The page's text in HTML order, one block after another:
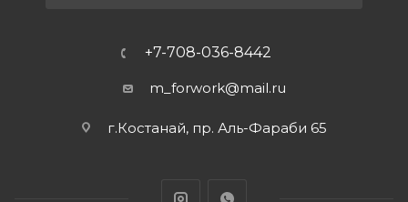
+7-708-036-8442
m_forwork@mail.ru
г.Костанай, пр. Аль-Фараби 65